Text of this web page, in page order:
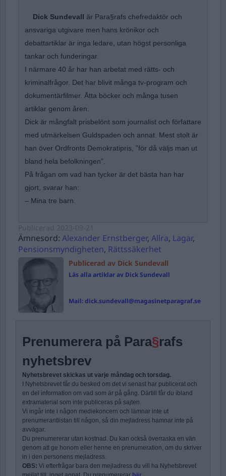
Dick Sundevall är Para§rafs chefredaktör och
ansvariga utgivare men hans krönikor och
debattartiklar är inga ledare, utan högst personliga
tankar och funderingar.
I närmare 40 år har han arbetat med rätts- och
kriminalfrågor. Det har blivit många tv-program och
dokumentärfilmer. Åtta böcker och många tusen
artiklar genom åren.
Dick är mångfalt prisbelönt som journalist och författare
med utmärkelsen Guldspaden och annat. Mest stolt är
han över Ordfronts Demokratipris, ”för då väljs man ut
bland hela befolkningen”.
På frågan om vad han tycker är det bästa han har
gjort, svarar han:
– Mina tre barn.
Ämnesord: Alexander Ernstberger, Allra, Lagar,
Pensionsmyndigheten, Rättssäkerhet
Publicerad av Dick Sundevall
Läs alla artiklar av Dick Sundevall
Mail:dick.sundevall@magasinetparagraf.se
Prenumerera på Para§rafs
nyhetsbrev
Nyhetsbrevet skickas ut varje måndag och torsdag.
I Nyhetsbrevet får du besked om det vi senast har publicerat och
en del information om vad som är på gång. Därtill får du ibland
extramaterial som inte publiceras på sajten.
Vi ingår inte i någon mediekoncern och lämnar inte ut
prenumerantlistan till någon, så din mejladress hamnar inte på
avvägar.
Du prenumererar utan kostnad. Du kan också överraska en vän
genom att ge honom eller henne en prenumeration, om du skriver
in i den personens mejladress.
OBS: Vi efterfrågar bara den mejladress du vill ha Nyhetsbrevet